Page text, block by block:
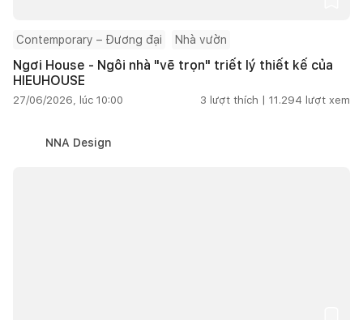
Contemporary – Đương đại Nhà vườn
Ngơi House - Ngôi nhà "vẽ trọn" triết lý thiết kế của
HIEUHOUSE
27/06/2026, lúc 10:00 3 lượt thích | 11.294 lượt xem
NNA Design